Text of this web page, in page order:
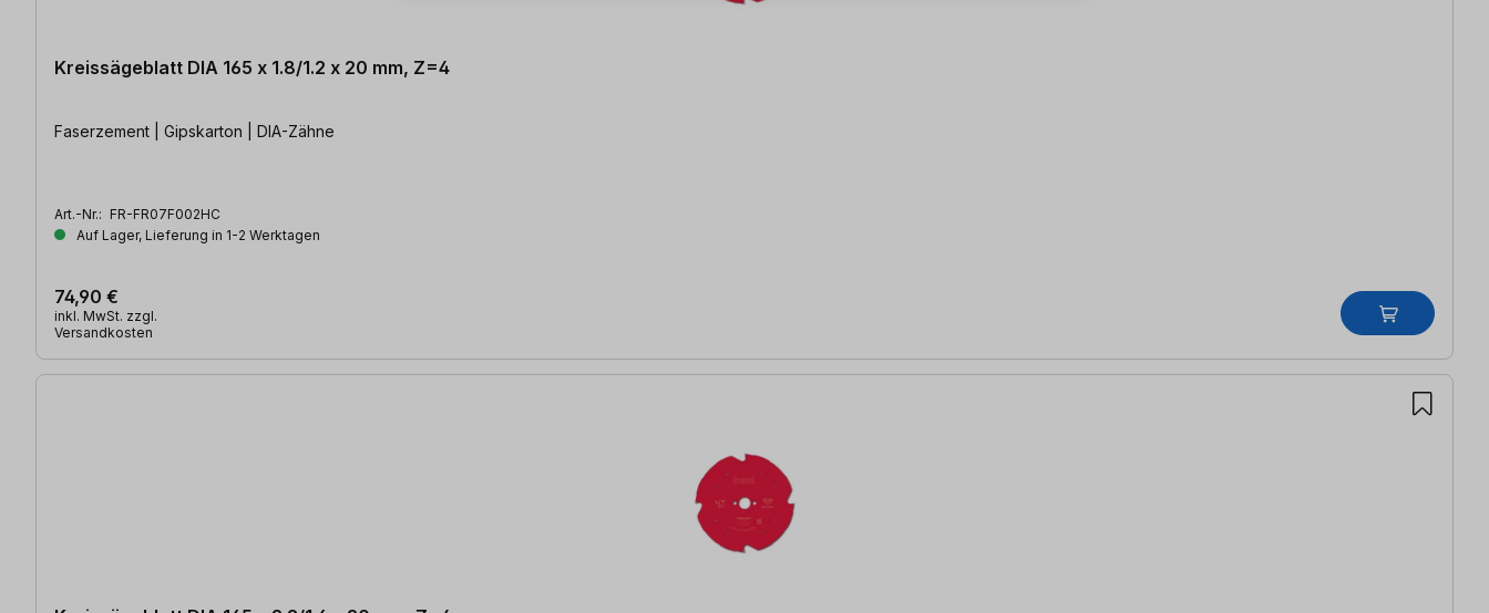
Kreissägeblatt DIA 165 x 1.8/1.2 x 20 mm, Z=4
Faserzement | Gipskarton | DIA-Zähne
Art.-Nr.: FR-FR07F002HC
Auf Lager, Lieferung in 1-2 Werktagen
74,90 €
inkl. MwSt. zzgl.
Versandkosten